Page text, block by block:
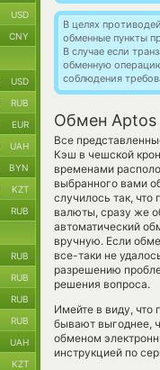
В целях
обменные пункты
В случае если
обменную
соблюдения
Обмен Aptos
Все
Кэш в чешской
временами
выбранного вами
случилось так,
валюты, сразу же
автоматический
вручную. Если
все-таки не
разрешению
решения вопроса.
Имейте в виду, что
бывают выгоднее,
обменом
инструкцией по
USD
CNY
USD
RUB
EUR
UAH
BYN
KZT
RUB
RUB
RUB
RUB
RUB
UAH
KZT